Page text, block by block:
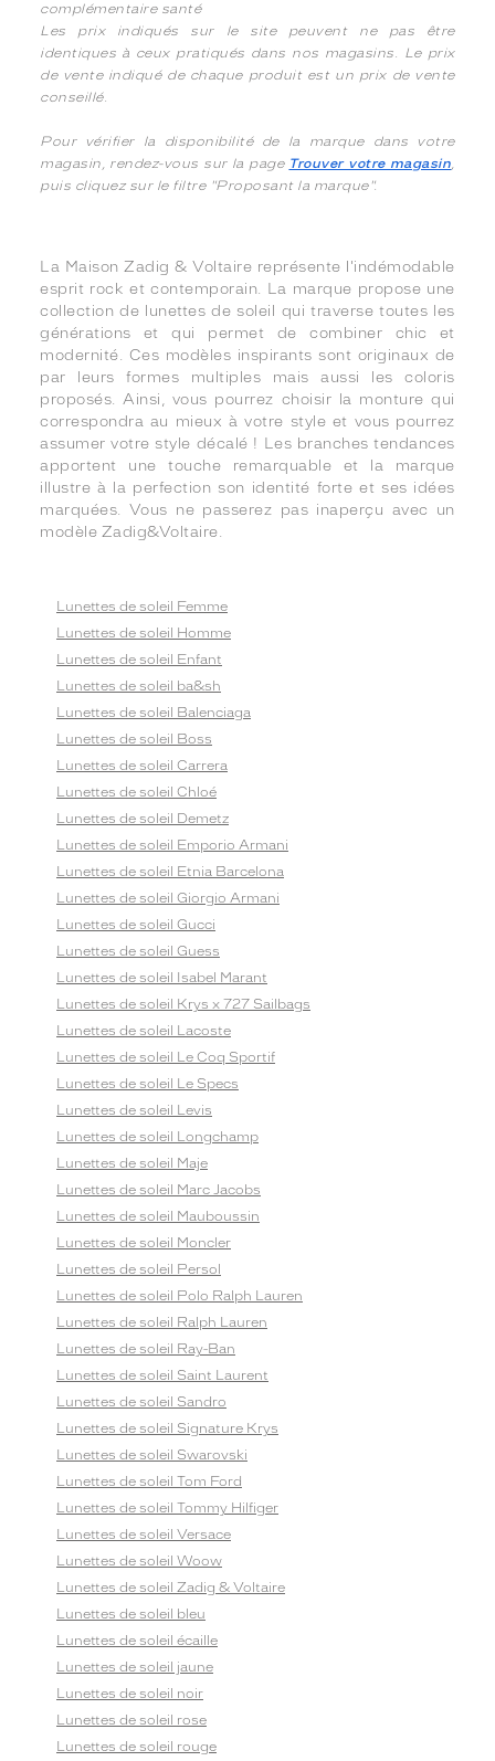
complémentaire santé
Les prix indiqués sur le site peuvent ne pas être
identiques à ceux pratiqués dans nos magasins. Le prix
de vente indiqué de chaque produit est un prix de vente
conseillé.
Pour vérifier la disponibilité de la marque dans votre
magasin, rendez-vous sur la page Trouver votre magasin,
puis cliquez sur le filtre "Proposant la marque".
La Maison Zadig & Voltaire représente l'indémodable
esprit rock et contemporain. La marque propose une
collection de lunettes de soleil qui traverse toutes les
générations et qui permet de combiner chic et
modernité. Ces modèles inspirants sont originaux de
par leurs formes multiples mais aussi les coloris
proposés. Ainsi, vous pourrez choisir la monture qui
correspondra au mieux à votre style et vous pourrez
assumer votre style décalé ! Les branches tendances
apportent une touche remarquable et la marque
illustre à la perfection son identité forte et ses idées
marquées. Vous ne passerez pas inaperçu avec un
modèle Zadig&Voltaire.
Lunettes de soleil Femme
Lunettes de soleil Homme
Lunettes de soleil Enfant
Lunettes de soleil ba&sh
Lunettes de soleil Balenciaga
Lunettes de soleil Boss
Lunettes de soleil Carrera
Lunettes de soleil Chloé
Lunettes de soleil Demetz
Lunettes de soleil Emporio Armani
Lunettes de soleil Etnia Barcelona
Lunettes de soleil Giorgio Armani
Lunettes de soleil Gucci
Lunettes de soleil Guess
Lunettes de soleil Isabel Marant
Lunettes de soleil Krys x 727 Sailbags
Lunettes de soleil Lacoste
Lunettes de soleil Le Coq Sportif
Lunettes de soleil Le Specs
Lunettes de soleil Levis
Lunettes de soleil Longchamp
Lunettes de soleil Maje
Lunettes de soleil Marc Jacobs
Lunettes de soleil Mauboussin
Lunettes de soleil Moncler
Lunettes de soleil Persol
Lunettes de soleil Polo Ralph Lauren
Lunettes de soleil Ralph Lauren
Lunettes de soleil Ray-Ban
Lunettes de soleil Saint Laurent
Lunettes de soleil Sandro
Lunettes de soleil Signature Krys
Lunettes de soleil Swarovski
Lunettes de soleil Tom Ford
Lunettes de soleil Tommy Hilfiger
Lunettes de soleil Versace
Lunettes de soleil Woow
Lunettes de soleil Zadig & Voltaire
Lunettes de soleil bleu
Lunettes de soleil écaille
Lunettes de soleil jaune
Lunettes de soleil noir
Lunettes de soleil rose
Lunettes de soleil rouge